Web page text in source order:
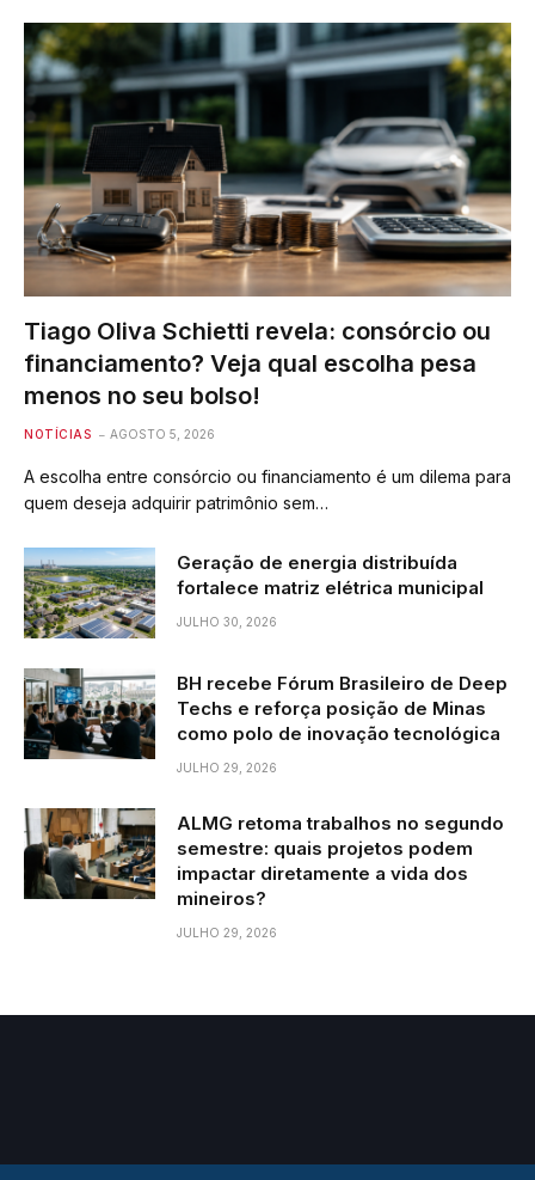
Tiago Oliva Schietti revela: consórcio ou
financiamento? Veja qual escolha pesa
menos no seu bolso!
NOTÍCIAS AGOSTO 5, 2026
A escolha entre consórcio ou financiamento é um dilema para
quem deseja adquirir patrimônio sem…
Geração de energia distribuída
fortalece matriz elétrica municipal
JULHO 30, 2026
BH recebe Fórum Brasileiro de Deep
Techs e reforça posição de Minas
como polo de inovação tecnológica
JULHO 29, 2026
ALMG retoma trabalhos no segundo
semestre: quais projetos podem
impactar diretamente a vida dos
mineiros?
JULHO 29, 2026